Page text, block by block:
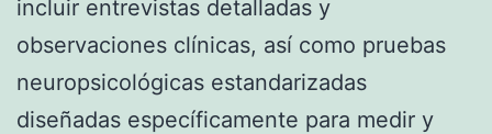
incluir entrevistas detalladas y
observaciones clínicas, así como pruebas
neuropsicológicas estandarizadas
diseñadas específicamente para medir y